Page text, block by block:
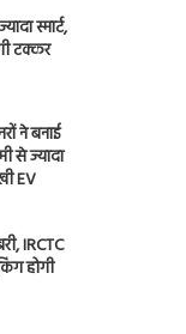
स्मार्ट,
टक्कर
ने बनाई
से ज्यादा
EV
IRCTC
होगी